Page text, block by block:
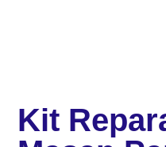
Kit